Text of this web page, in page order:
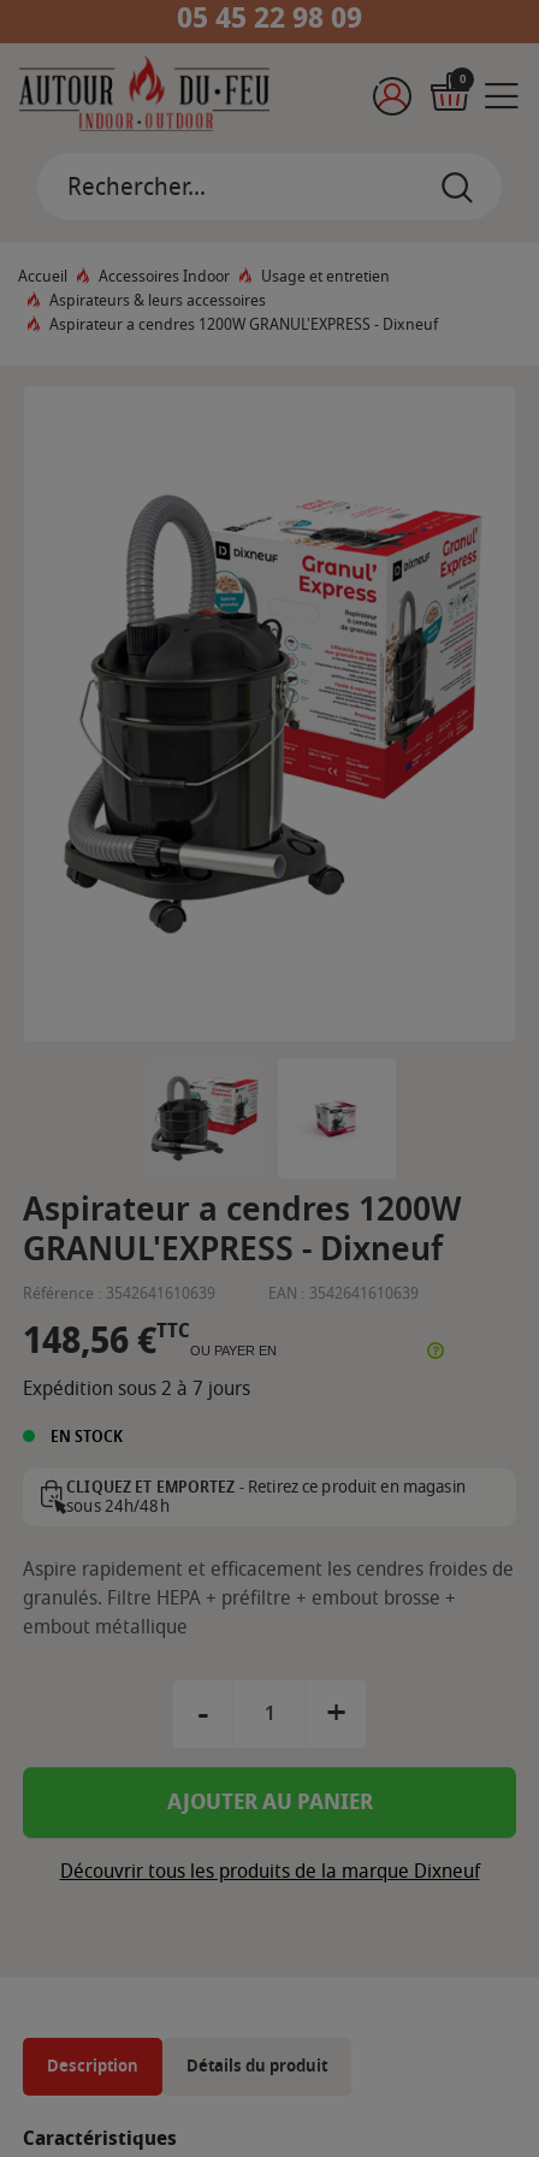
05 45 22 98 09
0
Accueil Accessoires Indoor
Usage et entretien
Aspirateurs & leurs accessoires
Aspirateur a cendres 1200W GRANUL'EXPRESS - Dixneuf
Aspirateur a cendres 1200W
GRANUL'EXPRESS - Dixneuf
Référence : 3542641610639 EAN : 3542641610639
148,56 €TTC
OU PAYER EN
Expédition sous 2 à 7 jours
EN STOCK
CLIQUEZ ET EMPORTEZ -Retirez ce produit en magasin
sous 24h/48h
Aspire rapidement et efficacement les cendres froides de
granulés. Filtre HEPA + préfiltre + embout brosse +
embout métallique
- +
AJOUTER AU PANIER
Découvrir tous les produits de la marque Dixneuf
Description Détails du produit
Caractéristiques